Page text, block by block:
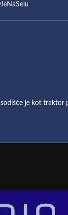
je kot traktor